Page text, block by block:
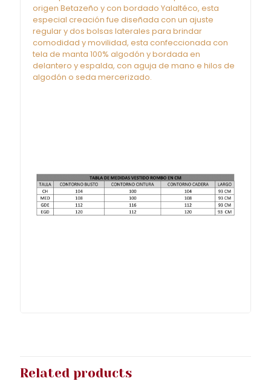
origen Betazeño y con bordado Yalaltéco, esta
especial creación fue diseñada con un ajuste
regular y dos bolsas laterales para brindar
comodidad y movilidad, esta confeccionada con
tela de manta 100% algodón y bordada en
delantero y espalda, con aguja de mano e hilos de
algodón o seda mercerizado.
Related products